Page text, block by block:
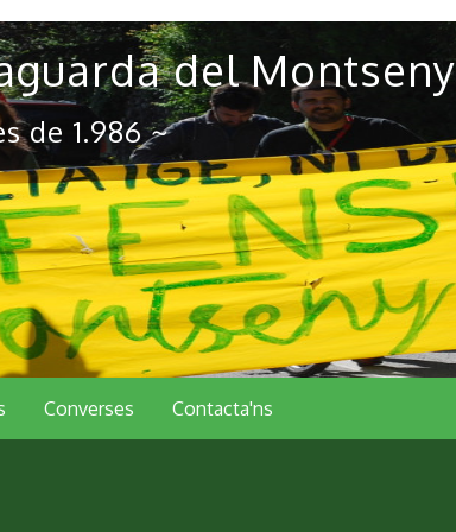
del Montseny
de 1.986 ~
Converses Contacta'ns